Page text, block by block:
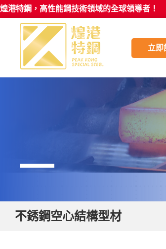
煌港特鋼，高性能鋼技術領域的全球領導者！
立即
不銹鋼空心結構型材